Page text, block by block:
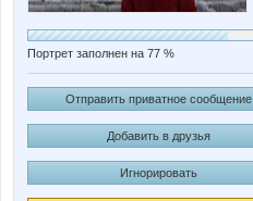
Портрет заполнен на 77 %
Отправить приватное сообщение
Добавить в друзья
Игнорировать